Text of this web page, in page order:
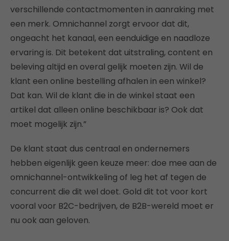
verschillende contactmomenten in aanraking met
een merk. Omnichannel zorgt ervoor dat dit,
ongeacht het kanaal, een eenduidige en naadloze
ervaring is. Dit betekent dat uitstraling, content en
beleving altijd en overal gelijk moeten zijn. Wil de
klant een online bestelling afhalen in een winkel?
Dat kan. Wil de klant die in de winkel staat een
artikel dat alleen online beschikbaar is? Ook dat
moet mogelijk zijn.”
De klant staat dus centraal en ondernemers
hebben eigenlijk geen keuze meer: doe mee aan de
omnichannel-ontwikkeling of leg het af tegen de
concurrent die dit wel doet. Gold dit tot voor kort
vooral voor B2C-bedrijven, de B2B-wereld moet er
nu ook aan geloven.